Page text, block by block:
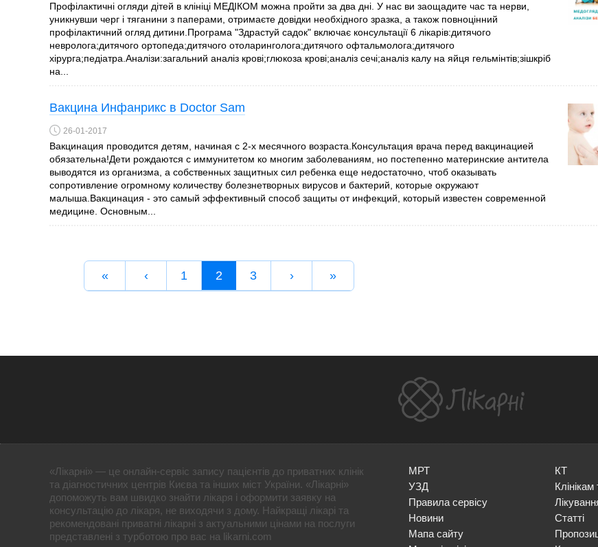
Профілактичні огляди дітей в клініці МЕДІКОМ можна пройти за два дні. У нас ви заощадите час та нерви,
уникнувши черг і тяганини з паперами, отримаєте довідки необхідного зразка, а також повноцінний
профілактичний огляд дитини.Програма "Здрастуй садок" включає консультації 6 лікарів:дитячого
невролога;дитячого ортопеда;дитячого отоларинголога;дитячого офтальмолога;дитячого
хірурга;педіатра.Аналізи:загальний аналіз крові;глюкоза крові;аналіз сечі;аналіз калу на яйця гельмінтів;зішкріб
на...
Вакцина Инфанрикс в Doctor Sam
26-01-2017
Вакцинация проводится детям, начиная с 2-х месячного возраста.Консультация врача перед вакцинацией
обязательна!Дети рождаются с иммунитетом ко многим заболеваниям, но постепенно материнские антитела
выводятся из организма, а собственных защитных сил ребенка еще недостаточно, чтоб оказывать
сопротивление огромному количеству болезнетворных вирусов и бактерий, которые окружают
малыша.Вакцинация - это самый эффективный способ защиты от инфекций, который известен современной
медицине. Основным...
« ‹ 1 2 3 › »
«Лікарні» — це онлайн-сервіс запису пацієнтів до приватних клінік
та діагностичних центрів Києва та інших міст України. «Лікарні»
допоможуть вам швидко знайти лікаря і оформити заявку на
консультацію до лікаря, не виходячи з дому. Найкращі лікарі та
рекомендовані приватні лікарні з актуальними цінами на послуги
представлені з турботою про вас на likarni.com
МРТ
КТ
УЗД
Правила сервісу
Новини
Статті
Мапа сайту